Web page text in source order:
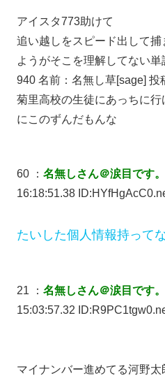
アイスタ773助けて
追い越しをスピード出して
ようがそこを理解してない単
940 名前：名無し草[sage]
菊里高校の生徒にあっちに
にこのずんだもんな
60 ： 名無しさん＠涙目です。
16:18:51.38
たいした個人情報持って
21 ： 名無しさん＠涙目です。
15:03:57.32
マイナンバー進めてる河野